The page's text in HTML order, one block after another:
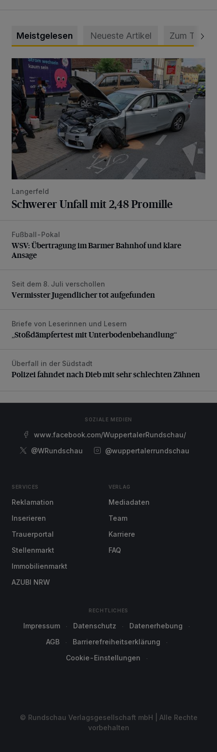
Meistgelesen Neueste Artikel Zum Thema
Schwerer Unfall mit 2,48 Promille
Langerfeld
Schwerer Unfall mit 2,48 Promille
WSV: Übertragung im Barmer Bahnhof und klare Ansage
Fußball-Pokal
WSV: Übertragung im Barmer Bahnhof und klare
Ansage
Vermisster Jugendlicher tot aufgefunden
Seit dem 8. Juli verschollen
Vermisster Jugendlicher tot aufgefunden
„Stoßdämpfertest mit Unterbodenbehandlung“
Briefe von Leserinnen und Lesern
„Stoßdämpfertest mit Unterbodenbehandlung“
Polizei fahndet nach Dieb mit sehr schlechten Zähnen
Überfall in der Südstadt
Polizei fahndet nach Dieb mit sehr schlechten Zähnen
SOZIALE MEDIEN
www.facebook.com/WuppertalerRundschau/
@WRundschau
@wuppertalerrundschau
SERVICES
Reklamation
Inserieren
Trauerportal
Stellenmarkt
Immobilienmarkt
AZUBI NRW
VERLAG
Mediadaten
Team
Karriere
FAQ
RECHTLICHES
Impressum Datenschutz
Datenerhebung
AGB
Barrierefreiheitserklärung
Cookie-Einstellungen
© Rundschau Verlagsgesellschaft mbH | Alle Rechte
vorbehalten